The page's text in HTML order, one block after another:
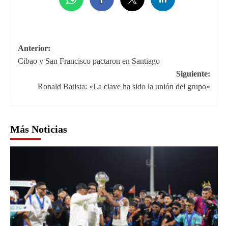
Navegación
de
entradas
Anterior:
Cibao y San Francisco pactaron en Santiago
Siguiente:
Ronald Batista: «La clave ha sido la unión del grupo»
Más Noticias